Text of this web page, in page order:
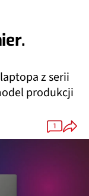
z serii
produkcji
1